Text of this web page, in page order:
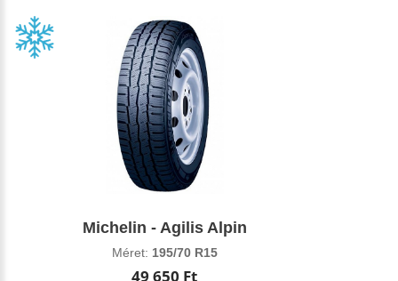
Michelin - Agilis Alpin
Méret: 195/70 R15
49 650 Ft